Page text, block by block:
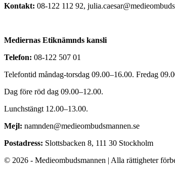
Kontakt: 08-122 112 92,
Mediernas Etiknämnds kansli
Telefon: 08-122 507 01
Telefontid måndag-torsdag 09.00–16.00. Fredag
Dag före röd dag 09.00–12.00.
Lunchstängt 12.00–13.00.
Mejl: namnden@medieombudsmannen.se
Postadress: Slottsbacken 8, 111 30 Stockholm
© 2026 - Medieombudsmannen | Alla rättigheter